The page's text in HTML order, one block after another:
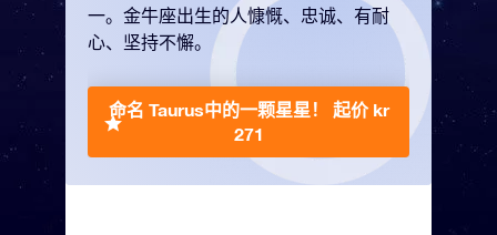
一。金牛座出生的人慷慨、忠诚、有耐
心、坚持不懈。
命名 Taurus中的一颗星星！ 起价 kr
271